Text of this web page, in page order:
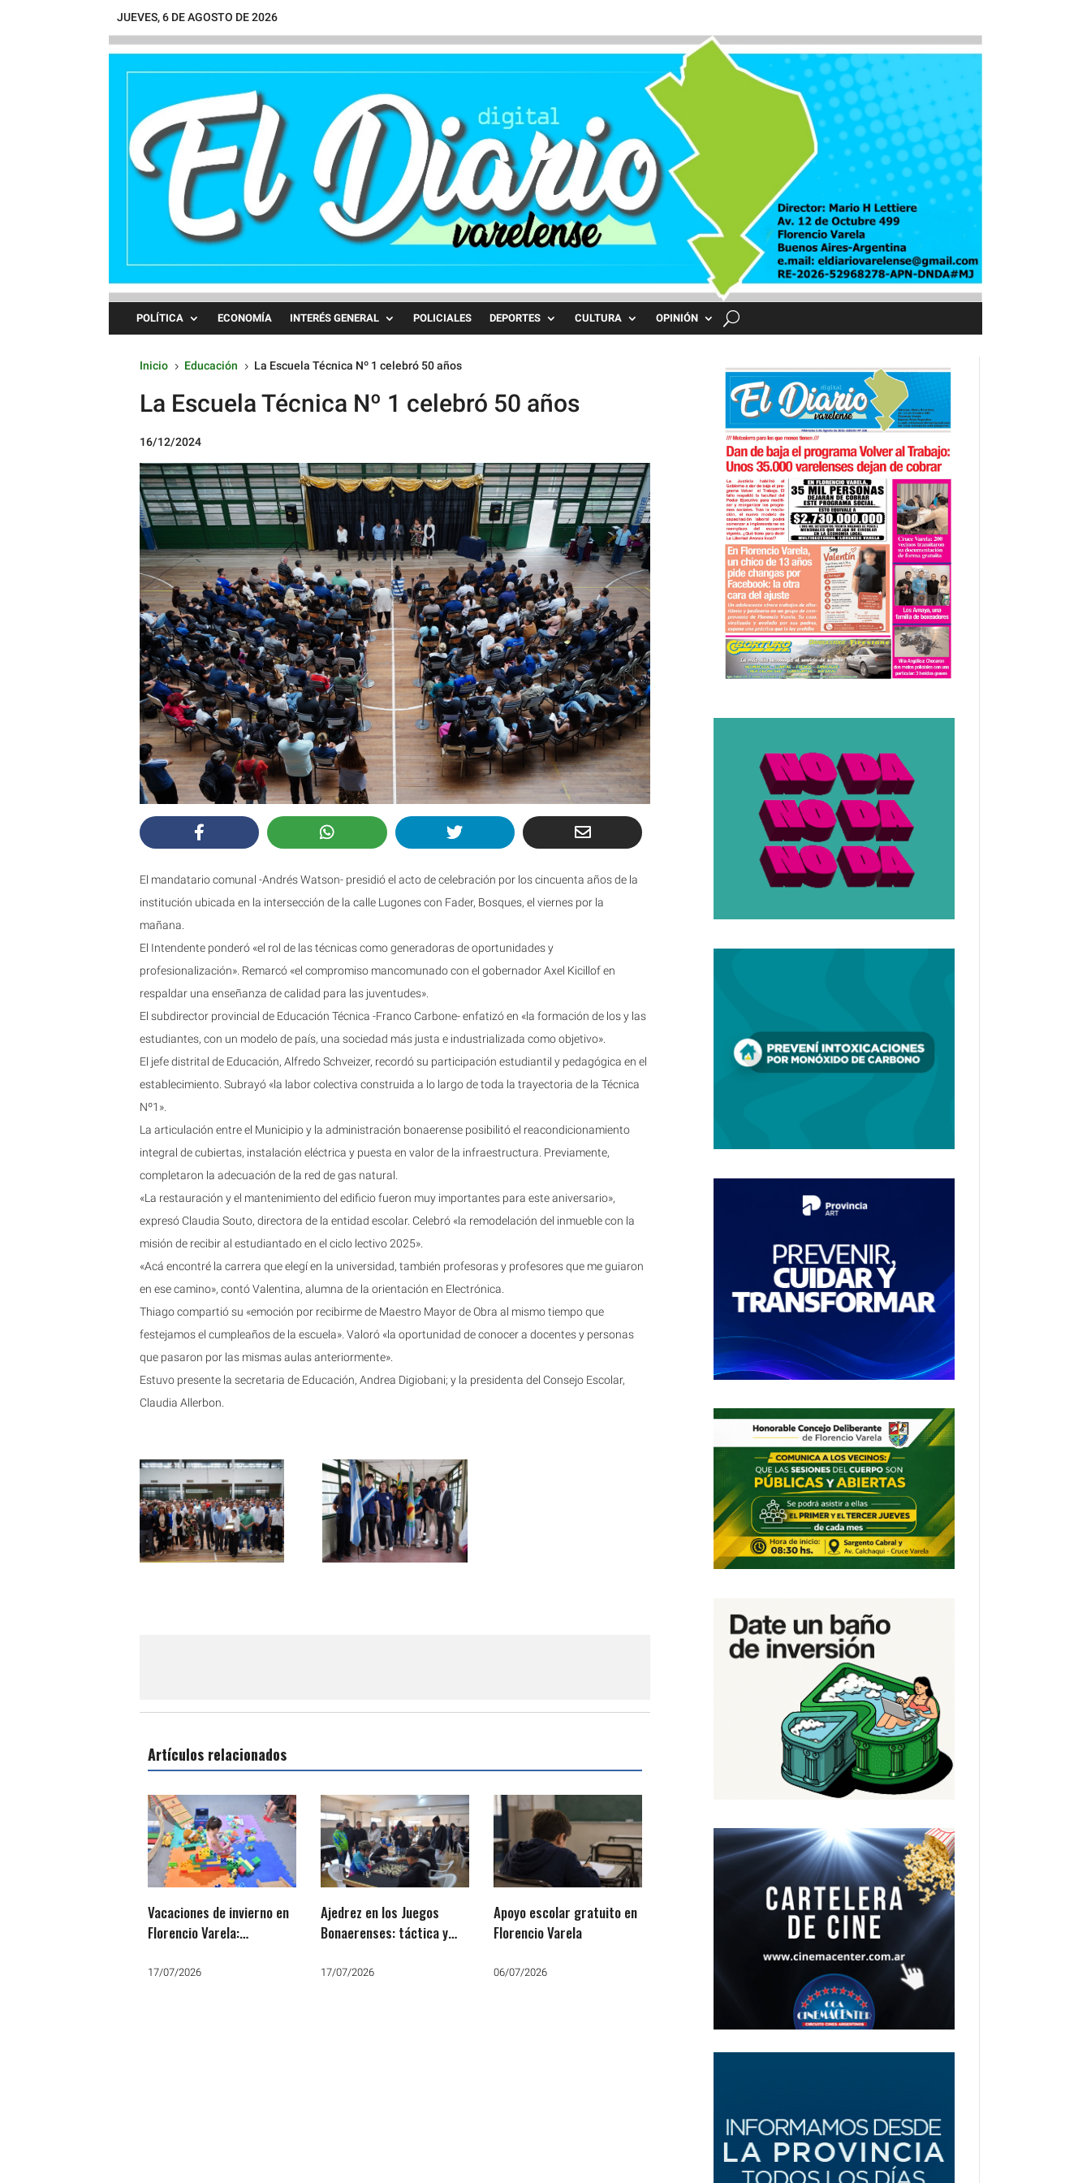
JUEVES, 6 DE AGOSTO DE 2026
POLÍTICA ECONOMÍA INTERÉS GENERAL POLICIALES DEPORTES CULTURA OPINIÓN
Inicio 5 Educación 5 La Escuela Técnica Nº 1 celebró 50 años
La Escuela Técnica Nº 1 celebró 50 años
16/12/2024
El mandatario comunal -Andrés Watson- presidió el acto de celebración por los cincuenta años de la
institución ubicada en la intersección de la calle Lugones con Fader, Bosques, el viernes por la
mañana.
El Intendente ponderó «el rol de las técnicas como generadoras de oportunidades y
profesionalización». Remarcó «el compromiso mancomunado con el gobernador Axel Kicillof en
respaldar una enseñanza de calidad para las juventudes».
El subdirector provincial de Educación Técnica -Franco Carbone- enfatizó en «la formación de los y las
estudiantes, con un modelo de país, una sociedad más justa e industrializada como objetivo».
El jefe distrital de Educación, Alfredo Schveizer, recordó su participación estudiantil y pedagógica en el
establecimiento. Subrayó «la labor colectiva construida a lo largo de toda la trayectoria de la Técnica
Nº1».
La articulación entre el Municipio y la administración bonaerense posibilitó el reacondicionamiento
integral de cubiertas, instalación eléctrica y puesta en valor de la infraestructura. Previamente,
completaron la adecuación de la red de gas natural.
«La restauración y el mantenimiento del edificio fueron muy importantes para este aniversario»,
expresó Claudia Souto, directora de la entidad escolar. Celebró «la remodelación del inmueble con la
misión de recibir al estudiantado en el ciclo lectivo 2025».
«Acá encontré la carrera que elegí en la universidad, también profesoras y profesores que me guiaron
en ese camino», contó Valentina, alumna de la orientación en Electrónica.
Thiago compartió su «emoción por recibirme de Maestro Mayor de Obra al mismo tiempo que
festejamos el cumpleaños de la escuela». Valoró «la oportunidad de conocer a docentes y personas
que pasaron por las mismas aulas anteriormente».
Estuvo presente la secretaria de Educación, Andrea Digiobani; y la presidenta del Consejo Escolar,
Claudia Allerbon.
Artículos relacionados
Vacaciones de invierno en
Florencio Varela:
educativos gratuitos
17/07/2026
Ajedrez en los Juegos
Bonaerenses: táctica y
la próxima etapa
17/07/2026
Apoyo escolar gratuito en
Florencio Varela
06/07/2026